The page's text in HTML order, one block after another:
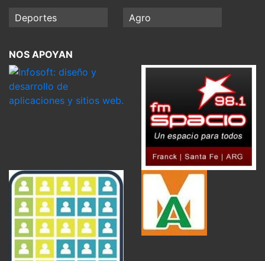
Deportes Agro
NOS APOYAN